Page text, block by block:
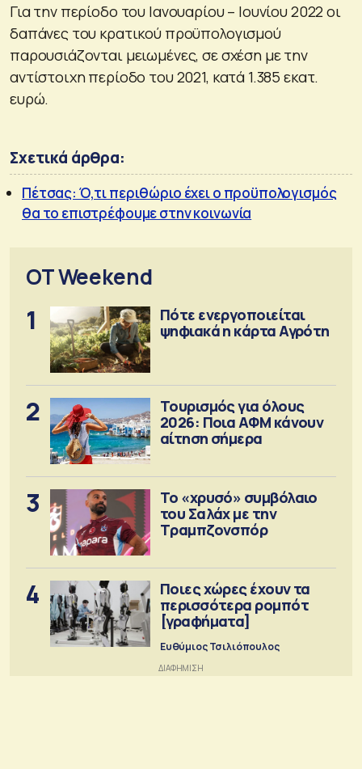
Για την περίοδο του Ιανουαρίου – Ιουνίου 2022 οι
δαπάνες του κρατικού προϋπολογισμού
παρουσιάζονται μειωμένες, σε σχέση με την
αντίστοιχη περίοδο του 2021, κατά 1.385 εκατ.
ευρώ.
Σχετικά άρθρα:
Πέτσας: Ό,τι περιθώριο έχει ο προϋπολογισμός
θα το επιστρέφουμε στην κοινωνία
OT Weekend
1
Πότε ενεργοποιείται
ψηφιακά η κάρτα Αγρότη
2
Τουρισμός για όλους
2026: Ποια ΑΦΜ κάνουν
αίτηση σήμερα
3
Το «χρυσό» συμβόλαιο
του Σαλάχ με την
Τραμπζονσπόρ
4
Ποιες χώρες έχουν τα
περισσότερα ρομπότ
[γραφήματα]
Ευθύμιος Τσιλιόπουλος